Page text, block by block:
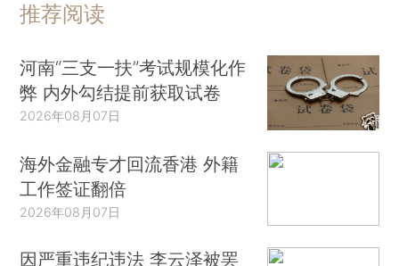
推荐阅读
河南“三支一扶”考试规模化作
弊 内外勾结提前获取试卷
2026年08月07日
海外金融专才回流香港 外籍
工作签证翻倍
2026年08月07日
因严重违纪违法 李云泽被罢